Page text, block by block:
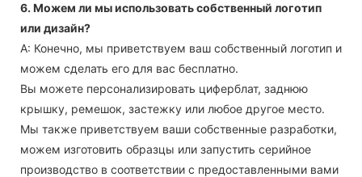
6. Можем ли мы использовать собственный логотип
или дизайн?
А: Конечно, мы приветствуем ваш собственный логотип и
можем сделать его для вас бесплатно.
Вы можете персонализировать циферблат, заднюю
крышку, ремешок, застежку или любое другое место.
Мы также приветствуем ваши собственные разработки,
можем изготовить образцы или запустить серийное
производство в соответствии с предоставленными вами